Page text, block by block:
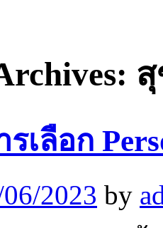
เลือก
2023 by